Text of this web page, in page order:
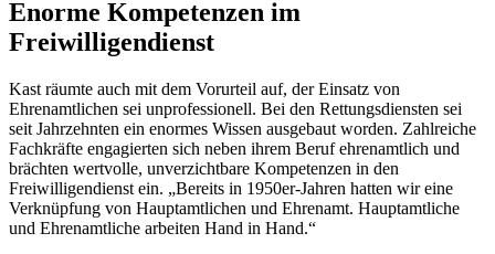
Enorme Kompetenzen im
Freiwilligendienst
Kast räumte auch mit dem Vorurteil auf, der Einsatz von
Ehrenamtlichen sei unprofessionell. Bei den Rettungsdiensten sei
seit Jahrzehnten ein enormes Wissen ausgebaut worden. Zahlreiche
Fachkräfte engagierten sich neben ihrem Beruf ehrenamtlich und
brächten wertvolle, unverzichtbare Kompetenzen in den
Freiwilligendienst ein. „Bereits in 1950er-Jahren hatten wir eine
Verknüpfung von Hauptamtlichen und Ehrenamt. Hauptamtliche
und Ehrenamtliche arbeiten Hand in Hand.“